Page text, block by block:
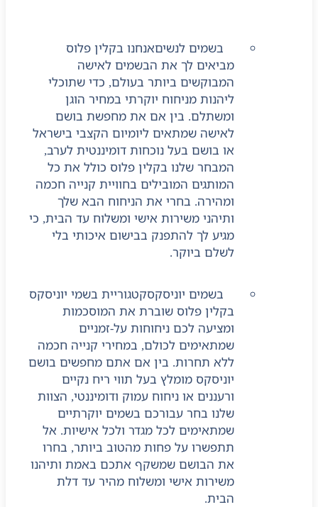
בשמים לנשיםאנחנו בקלין פלוס
מביאים לך את הבשמים לאישה
המבוקשים ביותר בעולם, כדי שתוכלי
ליהנות מניחוח יוקרתי במחיר הוגן
ומשתלם. בין אם את מחפשת בושם
לאישה שמתאים ליומיום הקצבי בישראל
או בושם בעל נוכחות דומיננטית לערב,
המבחר שלנו בקלין פלוס כולל את כל
המותגים המובילים בחוויית קנייה חכמה
ומהירה. בחרי את הניחוח הבא שלך
ותיהני משירות אישי ומשלוח עד הבית, כי
מגיע לך להתפנק בבישום איכותי בלי
לשלם ביוקר.
בשמים יוניסקסקטגוריית בשמי יוניסקס
בקלין פלוס שוברת את המוסכמות
ומציעה לכם ניחוחות על-זמניים
שמתאימים לכולם, במחירי קנייה חכמה
ללא תחרות. בין אם אתם מחפשים בושם
יוניסקס מומלץ בעל תווי ריח נקיים
ורעננים או ניחוח עמוק ודומיננטי, הצוות
שלנו בחר עבורכם בשמים יוקרתיים
שמתאימים לכל מגדר ולכל אישיות. אל
תתפשרו על פחות מהטוב ביותר, בחרו
את הבושם שמשקף אתכם באמת ותיהנו
משירות אישי ומשלוח מהיר עד דלת
הבית.